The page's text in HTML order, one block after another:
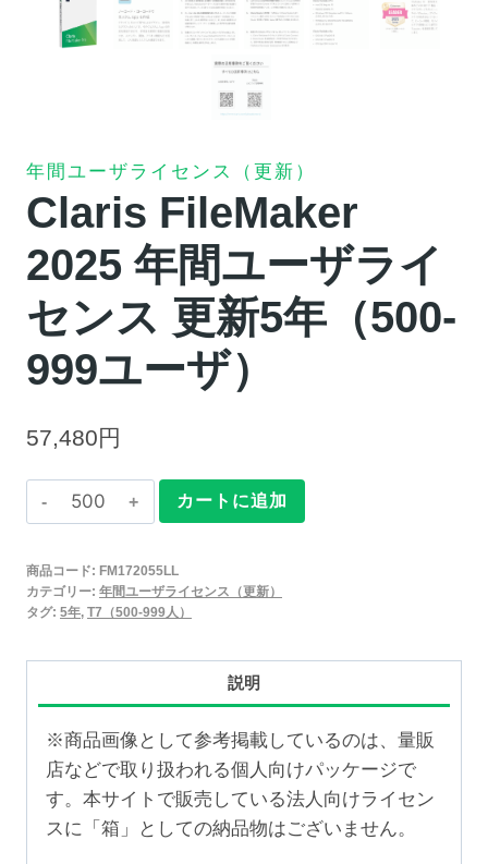
年間ユーザライセンス（更新）
Claris FileMaker
2025 年間ユーザライ
センス 更新5年（500-
999ユーザ）
57,480円
Claris
FileMaker
年
間
ザ
ラ
イ
セ
ン
カートに追加
商品コード: FM172055LL
カテゴリー: 年間ユーザライセンス（更新）
タグ: 5年, T7（500-999人）
説明
※商品画像として参考掲載しているのは、量販
店などで取り扱われる個人向けパッケージで
す。本サイトで販売している法人向けライセン
スに「箱」としての納品物はございません。